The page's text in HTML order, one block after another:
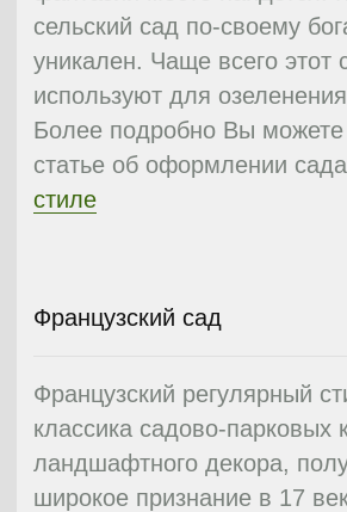
произвольном участке территории
формируют маленький сад, в котором
свободные проемы между
архитектурными сооружениями и
камнями разделяют насаждениями.
Стиль модерн подойдет людям, которые
желают связи с природой, при этом не
теряя преимуществ цивилизации.
Модерну свойственны плавные линии,
XIX-го века и по-прежнему является
модерна берут в основу своих
произведений орнаменты и рисунки,
взятые напрямую из растительного мира.
Минимализм и малое количество
растений в саду придают стилю